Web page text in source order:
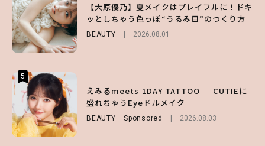
【大原優乃】夏メイクはプレイフルに！ドキ
ッとしちゃう色っぽ“うるみ目”のつくり方
BEAUTY 2026.08.01
5
えみるmeets 1DAY TATTOO ｜ CUTIEに
盛れちゃうEyeドルメイク
BEAUTY Sponsored 2026.08.03
【大原優乃】夏メイクはプレイフルに！ドキ
ッとしちゃう色っぽ“うるみ目”のつくり方
BEAUTY 2026.08.01
5
【SNIDEL】長濱ねるとロマンティックトラ
ッドな秋はじめ｜2026秋の新作コーデ4選
FASHION Sponsored 2026.07.10
月直伝♡ ドライシャンプー「バティスト」
を使ったプロ級スタイリング3選
Sponsored
5
【ハローキティ】がスシローと初コラボ♡
第1弾の気になるメニュー＆限定グッズを総
チェック！
2026.07.31